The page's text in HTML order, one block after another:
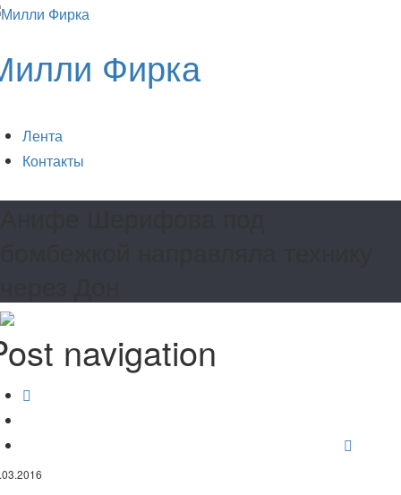
Фирка
Лента
Контакты
navigation